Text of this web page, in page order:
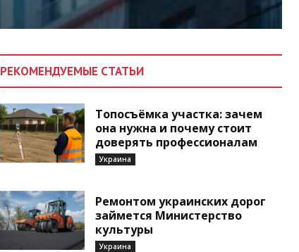
РЕКОМЕНДУЕМЫЕ СТАТЬИ
Топосъёмка участка: зачем
она нужна и почему стоит
доверять профессионалам
Украина
Ремонтом украинских дорог
займется Министерство
культуры
Украина